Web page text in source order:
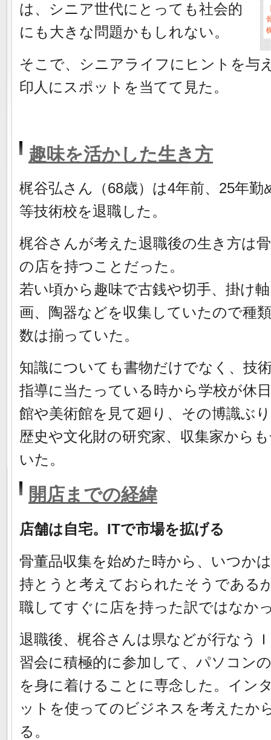
は、シニア世代にとっても社会的
にも大きな問題かもしれない。
そこで、シニアライフにヒントを与
印人にスポットを当てて見た。
趣味を活かした生き方
梶谷弘さん（68歳）は4年前、25年勤
等技術校を退職した。
梶谷さんが考えた退職後の生き方は
の店を持つことだった。
若い頃から趣味で古銭や切手、掛け
画、陶器などを収集していたので種
数は揃っていた。
知識についても書物だけでなく、技
指導に当たっている時から学校が休
館や美術館を見て廻り、その博識ぶ
歴史や文化財の研究家、収集家から
いた。
開店までの経緯
店舗は自宅。ITで市場を拡げる
骨董品収集を始めた時から、いつか
持とうと考えておられたそうである
職してすぐに店を持った訳ではなか
退職後、梶谷さんは県などが行なう
習会に積極的に参加して、パソコン
を身に着けることに専念した。イン
ットを使ってのビジネスを考えたか
る。